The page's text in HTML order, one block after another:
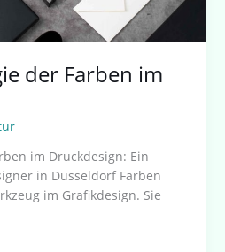
der Farben im
im Druckdesign: Ein
in Düsseldorf Farben
im Grafikdesign. Sie